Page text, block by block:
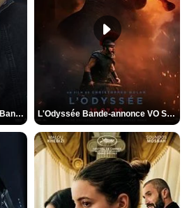
Spider-Man: Brand New Day Bande-annonce VO STFR L'Odyssée Bande-annonce VO STFR